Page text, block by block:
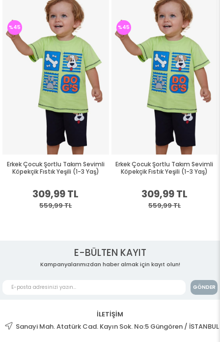
Erkek Çocuk Şortlu Takım Sevimli
Köpekçik Fıstık Yeşili (1-3 Yaş)
309,99 TL
559,99 TL
%45
Erkek Çocuk Şortlu Takım Sevimli
Köpekçik Fıstık Yeşili (1-3 Yaş)
309,99 TL
559,99 TL
%45
E-BÜLTEN KAYIT
Kampanyalarımızdan haber almak için kayıt olun!
GÖNDER
İLETİŞİM
Sanayi Mah. Atatürk Cad. Kayın Sok. No:5 Güngören / İSTANBUL